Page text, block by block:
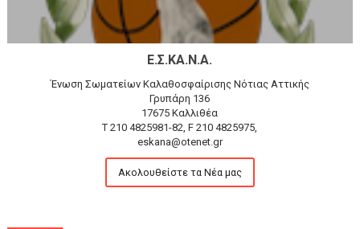
Ε.Σ.ΚΑ.Ν.Α.
Ένωση Σωματείων Καλαθοσφαίρισης Νότιας Αττικής
Γρυπάρη 136
17675 Καλλιθέα
T 210 4825981-82, F 210 4825975,
eskana@otenet.gr
Ακολουθείστε τα Νέα μας